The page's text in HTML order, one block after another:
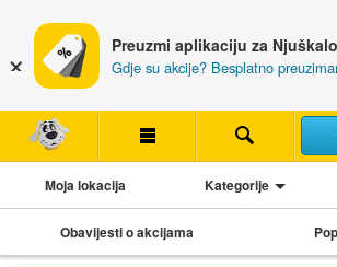
Preuzmi aplikaciju za
Gdje su akcije? Besplatno
Moja lokacija Kategorije
Obavijesti o akcijama